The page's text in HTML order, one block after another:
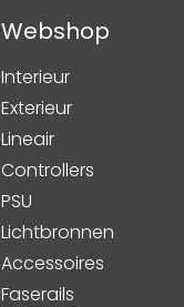
Webshop
Interieur
Exterieur
Lineair
Controllers
PSU
Lichtbronnen
Accessoires
Faserails